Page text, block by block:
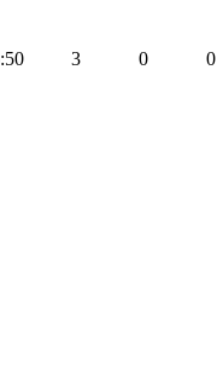
3 0 0